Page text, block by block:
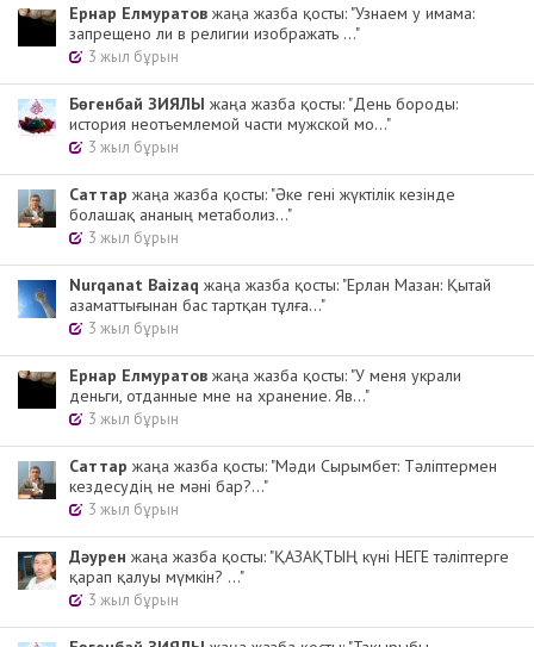
Ернар Елмуратов жаңа жазба қосты: "Узнаем у имама:
запрещено ли в религии изображать ..."
3 жыл бұрын
Бөгенбай ЗИЯЛЫ жаңа жазба қосты: "День бороды:
история неотъемлемой части мужской мо..."
3 жыл бұрын
Cаттар жаңа жазба қосты: "Әке гені жүктілік кезінде
болашақ ананың метаболиз..."
3 жыл бұрын
Nurqanat Baizaq жаңа жазба қосты: "Ерлан Мазан: Қытай
азаматтығынан бас тартқан тұлға..."
3 жыл бұрын
Ернар Елмуратов жаңа жазба қосты: "У меня украли
деньги, отданные мне на хранение. Яв..."
3 жыл бұрын
Cаттар жаңа жазба қосты: "Мәди Сырымбет: Тәліптермен
кездесудің не мәні бар?..."
3 жыл бұрын
Дәурен жаңа жазба қосты: "ҚАЗАҚТЫҢ күні НЕГЕ тәліптерге
қарап қалуы мүмкін? ..."
3 жыл бұрын